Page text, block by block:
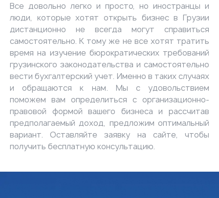
Все довольно легко и просто, но иностранцы и
люди, которые хотят открыть бизнес в Грузии
дистанционно не всегда могут справиться
самостоятельно. К тому же не все хотят тратить
время на изучение бюрократических требований
грузинского законодательства и самостоятельно
вести бухгалтерский учет. Именно в таких случаях
и обращаются к нам. Мы с удовольствием
поможем вам определиться с организационно-
правовой формой вашего бизнеса и рассчитав
предполагаемый доход, предложим оптимальный
вариант. Оставляйтезаявку на сайте, чтобы
получить бесплатную консультацию.